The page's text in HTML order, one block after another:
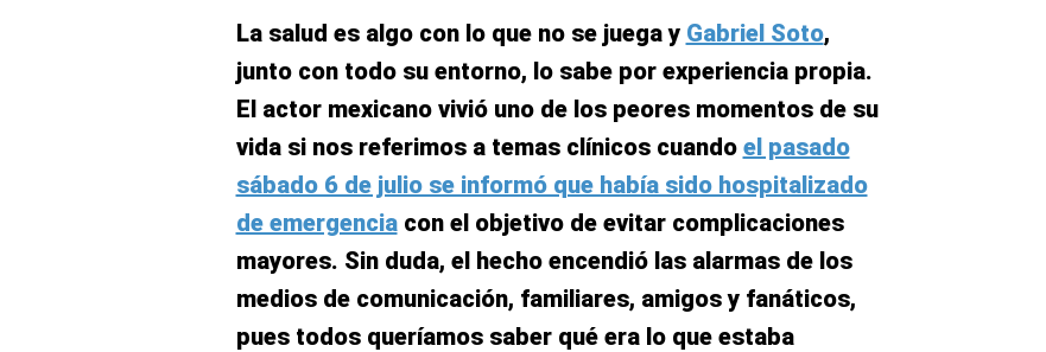
La salud es algo con lo que no se juega y Gabriel Soto,
junto con todo su entorno, lo sabe por experiencia propia.
El actor mexicano vivió uno de los peores momentos de su
vida si nos referimos a temas clínicos cuando el pasado
sábado 6 de julio se informó que había sido hospitalizado
de emergenciacon el objetivo de evitar complicaciones
mayores. Sin duda, el hecho encendió las alarmas de los
medios de comunicación, familiares, amigos y fanáticos,
pues todos queríamos saber qué era lo que estaba